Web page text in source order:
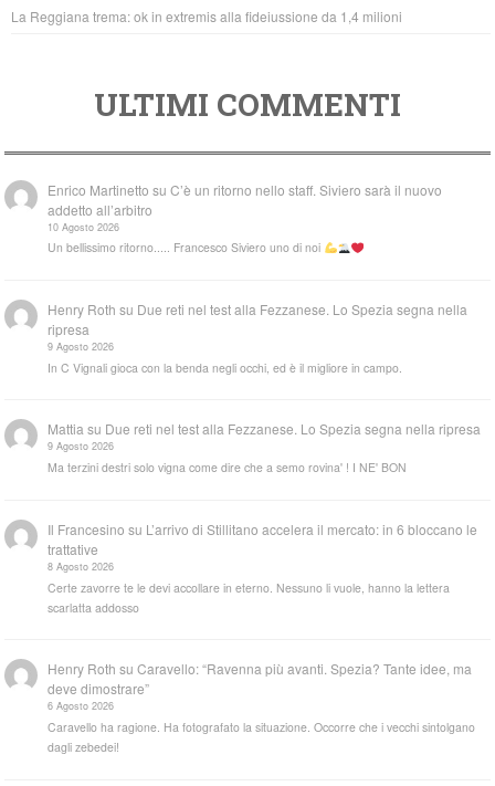
La Reggiana trema: ok in extremis alla fideiussione da 1,4 milioni
ULTIMI COMMENTI
Enrico Martinetto suC’è un ritorno nello staff. Siviero sarà il nuovo
addetto all’arbitro
10 Agosto 2026
Un bellissimo ritorno..... Francesco Siviero uno di noi
Henry Roth su Due reti nel test alla Fezzanese. Lo Spezia segna nella
ripresa
9 Agosto 2026
In C Vignali gioca con la benda negli occhi, ed è il migliore in campo.
Mattiasu Due reti nel test alla Fezzanese. Lo Spezia segna nella ripresa
9 Agosto 2026
Ma terzini destri solo vigna come dire che a semo rovina' ! I NE' BON
Il Francesino su L’arrivo di Stillitano accelera il mercato: in 6 bloccano le
trattative
8 Agosto 2026
Certe zavorre te le devi accollare in eterno. Nessuno li vuole, hanno la lettera
scarlatta addosso
Henry Roth suCaravello: “Ravenna più avanti. Spezia? Tante idee, ma
deve dimostrare”
6 Agosto 2026
Caravello ha ragione. Ha fotografato la situazione. Occorre che i vecchi sintolgano
dagli zebedei!